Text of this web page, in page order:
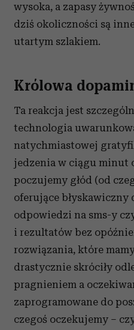
wysoka, a zapasy
dziś okoliczności są
utartym szlakiem.
Królowa
Ta reakcja jest
technologia
natychmiastowej
jedzenia w ciągu minut
poczujemy głód (od
oferujące błyskawiczny
odpowiedzi na sms-y
i rezultatów bez
rozwiązania, które
drastycznie skróciły
pragnieniem a
zaprogramowane do
czegoś oczekujemy –